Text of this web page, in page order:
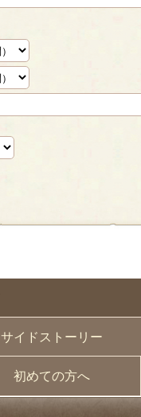
サイドストーリー
初めての方へ